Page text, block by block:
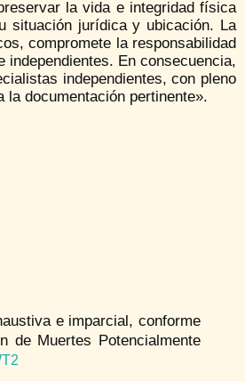
la vida e integridad física
situación jurídica y ubicación. La
compromete la responsabilidad
En consecuencia,
independientes, con pleno
documentación pertinente».
e imparcial, conforme
de Muertes Potencialmente